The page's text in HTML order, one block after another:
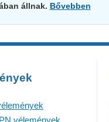
állnak. Bővebben
vélemények